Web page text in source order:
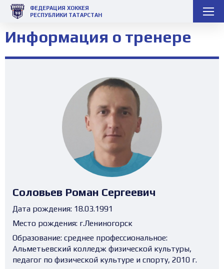
ФЕДЕРАЦИЯ ХОККЕЯ
РЕСПУБЛИКИ ТАТАРСТАН
Информация о тренере
Соловьев Роман Сергеевич
Дата рождения: 18.03.1991
Место рождения: г.Лениногорск
Образование: среднее профессиональное:
Альметьевский колледж физической культуры,
педагог по физической культуре и спорту, 2010 г.